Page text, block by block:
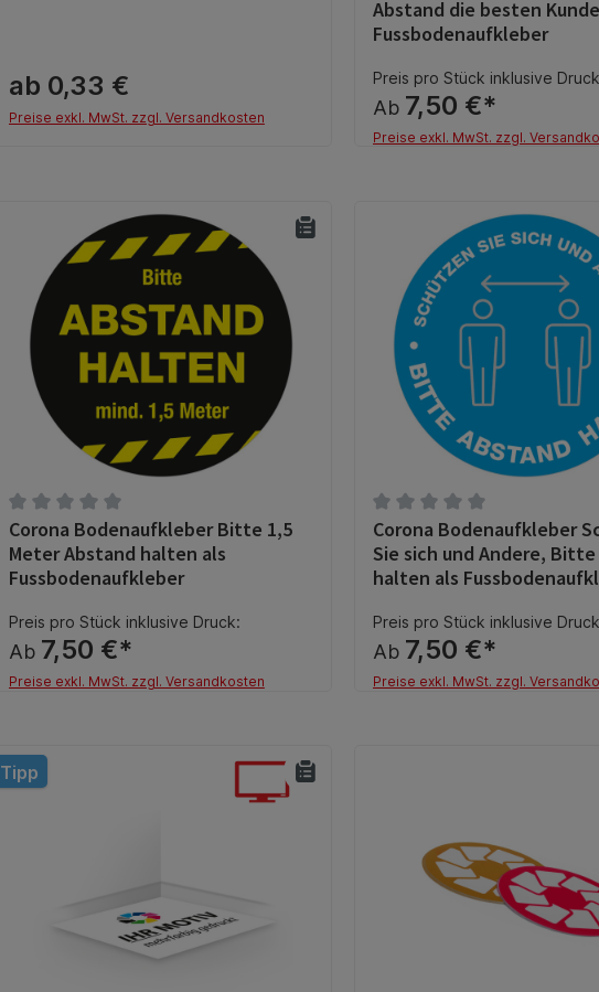
ab 0,33 €
Preise exkl. MwSt. zzgl. Versandkosten
Abstand die besten
Fussbodenaufkleber
Preis pro Stück inklusive
Ab 7,50 €*
Preise exkl. MwSt. zzgl.
Durchschnittliche Bewertung von 0 von 5 Sternen
Corona Bodenaufkleber Bitte 1,5
Meter Abstand halten als
Fussbodenaufkleber
Preis pro Stück inklusive Druck:
Ab 7,50 €*
Preise exkl. MwSt. zzgl. Versandkosten
Durchschnittliche
Corona Bodenaufkleber
Sie sich und Andere,
halten als
Preis pro Stück inklusive
Ab 7,50 €*
Preise exkl. MwSt. zzgl.
Tipp